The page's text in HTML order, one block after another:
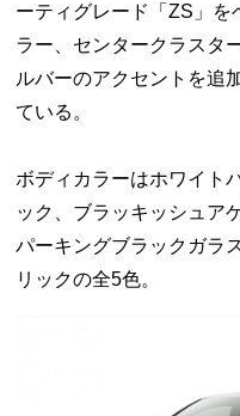
ーティグレード「ZS」を
ラー、センタークラスタ
ルバーのアクセントを追
ている。
ボディカラーはホワイト
ック、ブラッキッシュア
パーキングブラックガラ
リックの全5色。